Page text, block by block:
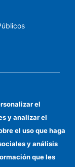
el
y analizar el
el uso que haga
y análisis
que les